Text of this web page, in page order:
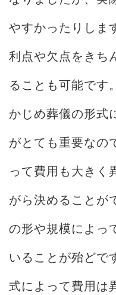
やすかったりしま
利点や欠点をきち
ることも可能です
かじめ葬儀の形式
がとても重要なの
って費用も大きく
がら決めることが
の形や規模によっ
いることが殆どで
式によって費用は